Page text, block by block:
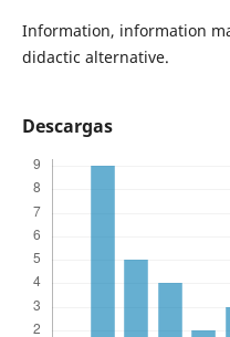
Information, information
didactic alternative.
Descargas